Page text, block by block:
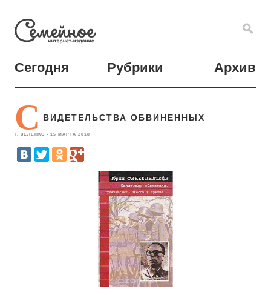
Сегодня Рубрики Архив
С ВИДЕТЕЛЬСТВА ОБВИНЕННЫХ
Г. ЗЕЛЕНКО • 15 МАРТА 2018